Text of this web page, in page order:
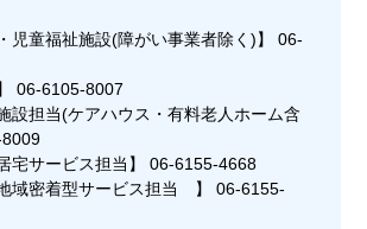
児童福祉施設(障がい事業者除く)】 06-
06-6105-8007
設担当(ケアハウス・有料老人ホーム含
宅サービス担当】 06-6155-4668
地域密着型サービス担当 】 06-6155-